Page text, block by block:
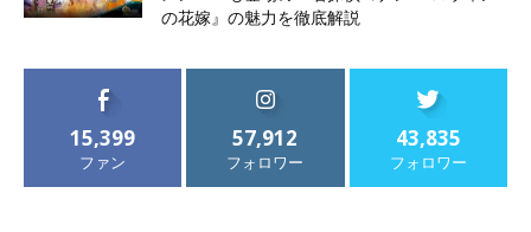
の花嫁』の魅力を徹底解説
15,399
ファン
57,912
フォロワー
43,835
フォロワー